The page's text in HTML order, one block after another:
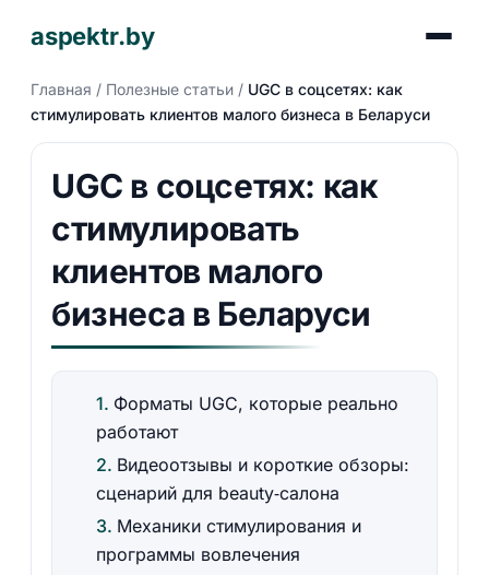
aspektr.by
Главная / Полезные статьи/ UGC в соцсетях: как
стимулировать клиентов малого бизнеса в Беларуси
UGC в соцсетях: как
стимулировать
клиентов малого
бизнеса в Беларуси
Форматы UGC, которые реально
работают
Видеоотзывы и короткие обзоры:
сценарий для beauty‑салона
Механики стимулирования и
программы вовлечения